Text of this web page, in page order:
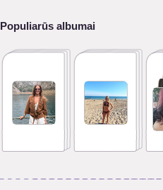
Populiarūs albumai